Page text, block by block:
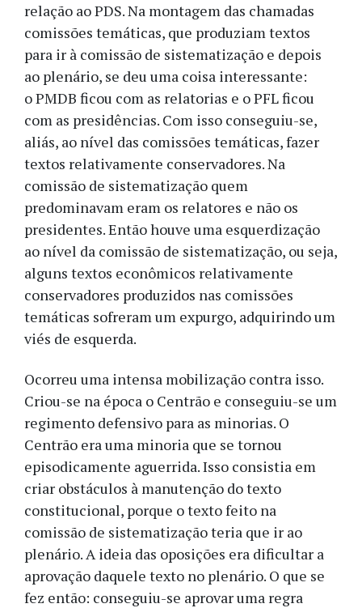
relação ao PDS. Na montagem das chamadas
comissões temáticas, que produziam textos
para ir à comissão de sistematização e depois
ao plenário, se deu uma coisa interessante:
o PMDB ficou com as relatorias e o PFL ficou
com as presidências. Com isso conseguiu-se,
aliás, ao nível das comissões temáticas, fazer
textos relativamente conservadores. Na
comissão de sistematização quem
predominavam eram os relatores e não os
presidentes. Então houve uma esquerdização
ao nível da comissão de sistematização, ou seja,
alguns textos econômicos relativamente
conservadores produzidos nas comissões
temáticas sofreram um expurgo, adquirindo um
viés de esquerda.
Ocorreu uma intensa mobilização contra isso.
Criou-se na época o Centrão e conseguiu-se um
regimento defensivo para as minorias. O
Centrão era uma minoria que se tornou
episodicamente aguerrida. Isso consistia em
criar obstáculos à manutenção do texto
constitucional, porque o texto feito na
comissão de sistematização teria que ir ao
plenário. A ideia das oposições era dificultar a
aprovação daquele texto no plenário. O que se
fez então: conseguiu-se aprovar uma regra